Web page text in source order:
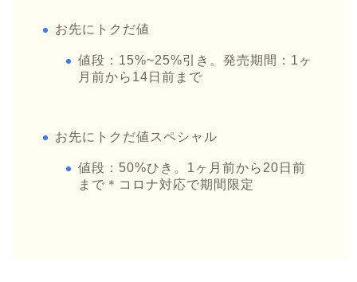
お先にトクだ値
値段：15%~25%引き。発売期間：1ヶ
月前から14日前まで
お先にトクだ値スペシャル
値段：50%ひき。1ヶ月前から20日前
まで＊コロナ対応で期間限定